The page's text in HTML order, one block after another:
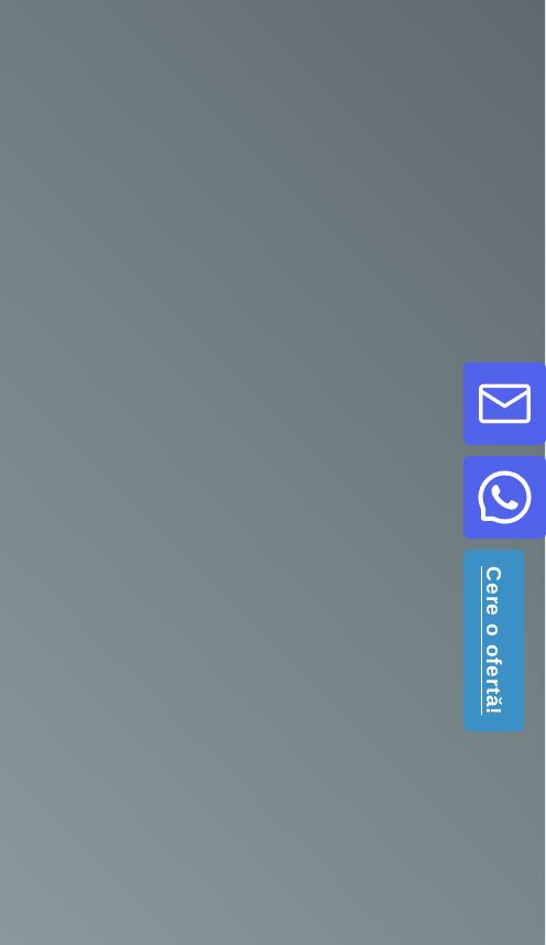
Cere o ofertă!